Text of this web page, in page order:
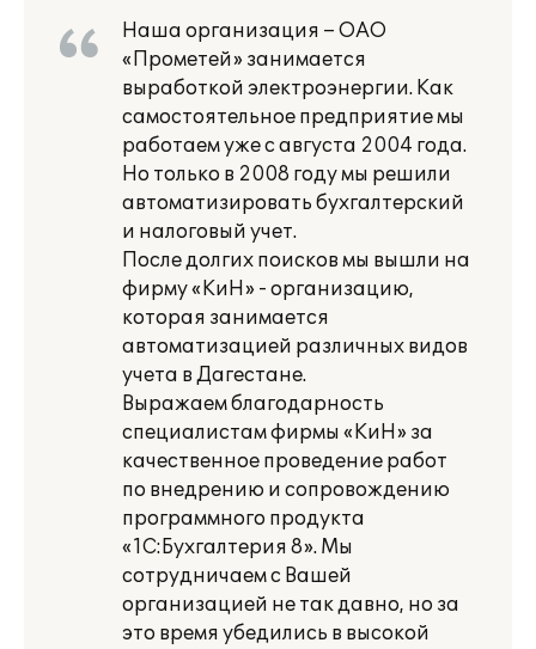
Наша организация – ОАО
«Прометей» занимается
выработкой электроэнергии. Как
самостоятельное предприятие мы
работаем уже с августа 2004 года.
Но только в 2008 году мы решили
автоматизировать бухгалтерский
и налоговый учет.
После долгих поисков мы вышли на
фирму «КиН» - организацию,
которая занимается
автоматизацией различных видов
учета в Дагестане.
Выражаем благодарность
специалистам фирмы «КиН» за
качественное проведение работ
по внедрению и сопровождению
программного продукта
«1С:Бухгалтерия 8». Мы
сотрудничаем с Вашей
организацией не так давно, но за
это время убедились в высокой